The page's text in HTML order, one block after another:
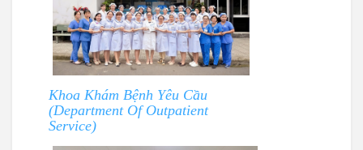
Khoa Khám Bệnh Yêu Cầu
(Department Of Outpatient
Service)